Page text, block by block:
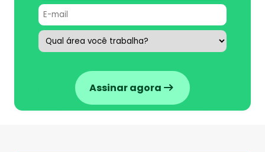
Assinar agora